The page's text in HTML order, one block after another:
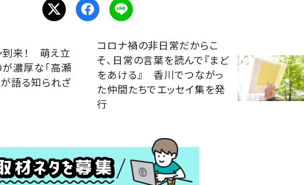
到来！ 萌え立
濃厚な「高瀬
語る知られざ
コロナ禍の非日常だからこ
そ、日常の言葉を読んで『まど
をあける』 香川でつながっ
た仲間たちでエッセイ集を発
行